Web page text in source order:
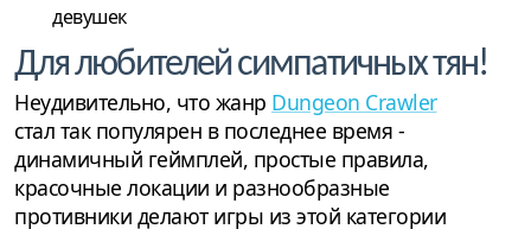
девушек
Для любителей симпатичных тян!
Неудивительно, что жанр Dungeon Crawler
стал так популярен в последнее время -
динамичный геймплей, простые правила,
красочные локации и разнообразные
противники делают игры из этой категории